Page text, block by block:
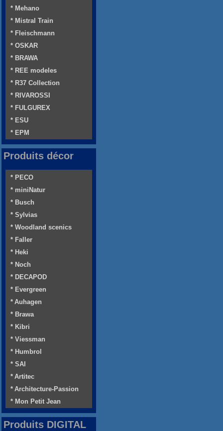
* Mehano
* Mistral Train
* Fleischmann
* OSKAR
* BRAWA
* REE modeles
* R37 Collection
* RIVAROSSI
* FULGUREX
* ESU
* EPM
Produits décor
* PECO
* miniNatur
* Busch
* Sylvias
* Woodland scenics
* Faller
* Heki
* Noch
* DECAPOD
* Evergreen
* Auhagen
* Brawa
* Kibri
* Viessman
* Humbrol
* SAI
* Artitec
* Architecture-Passion
* Mon Petit Jean
Produits DIGITAL